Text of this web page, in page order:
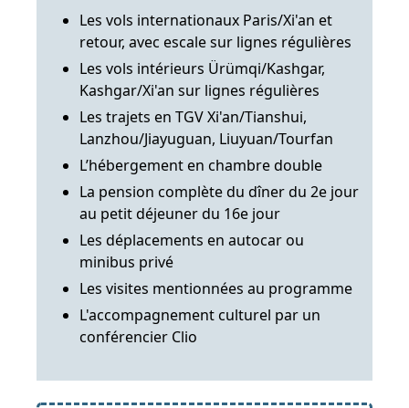
Les vols internationaux Paris/Xi'an et
retour, avec escale sur lignes régulières
Les vols intérieurs Ürümqi/Kashgar,
Kashgar/Xi'an sur lignes régulières
Les trajets en TGV Xi'an/Tianshui,
Lanzhou/Jiayuguan, Liuyuan/Tourfan
L’hébergement en chambre double
La pension complète du dîner du 2e jour
au petit déjeuner du 16e jour
Les déplacements en autocar ou
minibus privé
Les visites mentionnées au programme
L'accompagnement culturel par un
conférencier Clio